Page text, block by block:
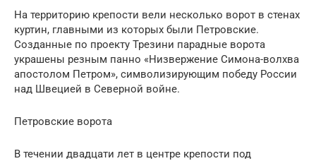
На территорию крепости вели несколько ворот в стенах
куртин, главными из которых были Петровские.
Созданные по проекту Трезини парадные ворота
украшены резным панно «Низвержение Симона-волхва
апостолом Петром», символизирующим победу России
над Швецией в Северной войне.
Петровские ворота
В течении двадцати лет в центре крепости под